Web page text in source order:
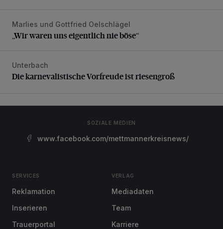
„Wir waren uns eigentlich nie böse“
Marlies und Gottfried Oelschlägel
„Wir waren uns eigentlich nie böse“
Die karnevalistische Vorfreude ist riesengroß
Unterbach
Die karnevalistische Vorfreude ist riesengroß
SOZIALE MEDIEN
www.facebook.com/mettmannerkreisnews/
SERVICES
Reklamation
Inserieren
Trauerportal
VERLAG
Mediadaten
Team
Karriere